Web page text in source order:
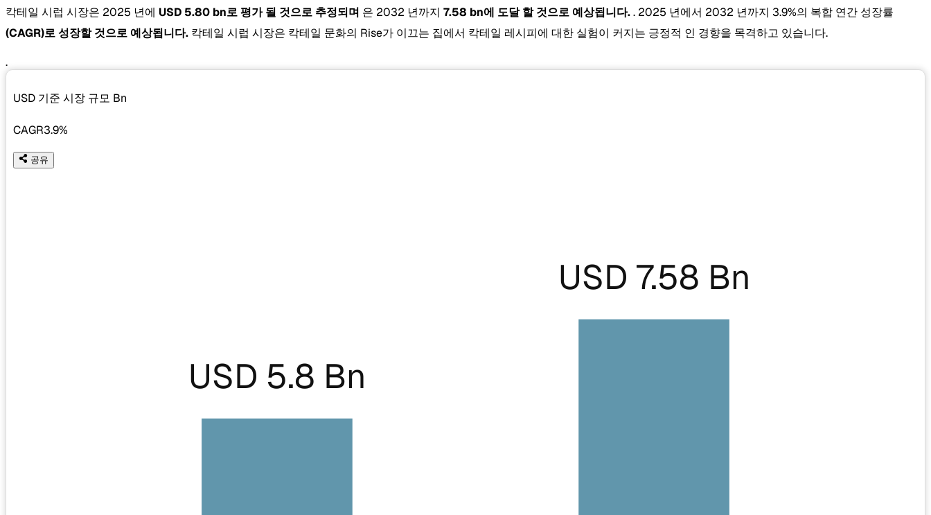
칵테일 시럽 시장은 2025 년에 USD 5.80 bn로 평가 될 것으로 추정되며 은 2032 년까지 7.58 bn에 도달 할 것으로 예상됩니다.. 2025 년에서 2032 년까지 3.9%의 복합 연간 성장률
(CAGR)로 성장할 것으로 예상됩니다. 칵테일 시럽 시장은 칵테일 문화의 Rise가 이끄는 집에서 칵테일 레시피에 대한 실험이 커지는 긍정적 인 경향을 목격하고 있습니다.
.
USD 기준 시장 규모 Bn
CAGR3.9%
공유
USD 5.8 Bn
USD 7.58 Bn